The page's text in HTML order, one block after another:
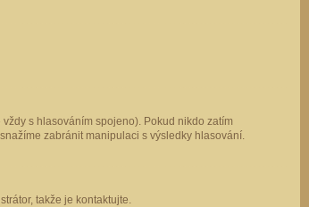
s hlasováním spojeno). Pokud nikdo zatím
zabránit manipulaci s výsledky hlasování.
takže je kontaktujte.